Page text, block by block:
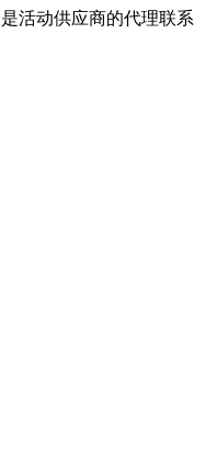
是活动供应商的代理联系